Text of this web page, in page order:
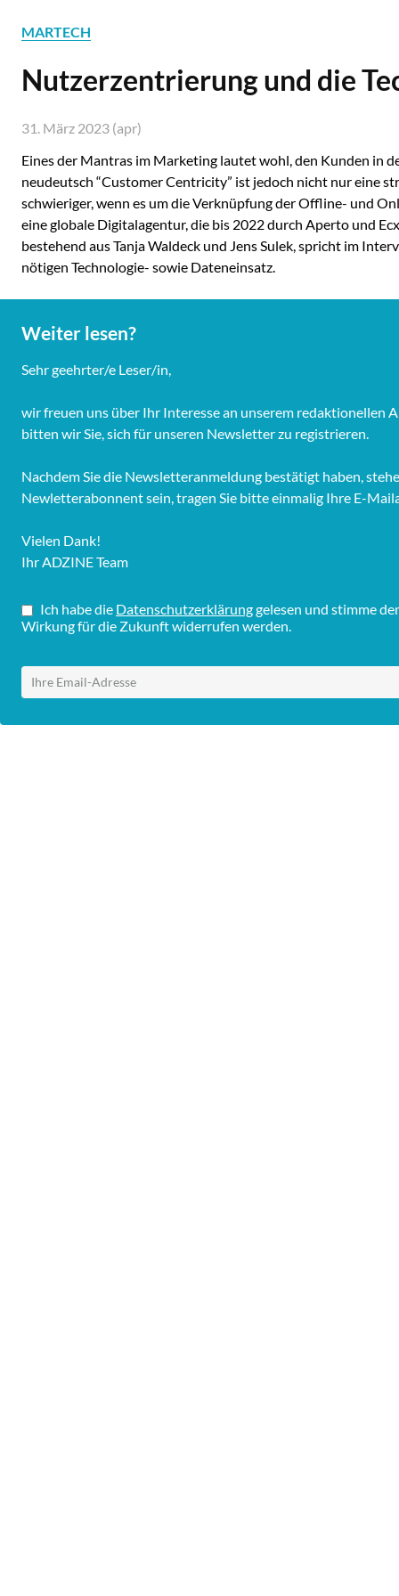
MARTECH
Nutzerzentrierung und die
31. März 2023 (apr)
Eines der Mantras im Marketing lautet wohl, den Kunden
neudeutsch “Customer Centricity” ist jedoch nicht nur eine
schwieriger, wenn es um die Verknüpfung der Offline- und
eine globale Digitalagentur, die bis 2022 durch Aperto und
bestehend aus Tanja Waldeck und Jens Sulek, spricht im
nötigen Technologie- sowie Dateneinsatz.
Weiter lesen?
Sehr geehrter/e Leser/in,
wir freuen uns über Ihr Interesse an unserem redaktionellen
bitten wir Sie, sich für unseren Newsletter zu registrieren.
Nachdem Sie die Newsletteranmeldung bestätigt haben,
Newletterabonnent sein, tragen Sie bitte einmalig Ihre E-
Vielen Dank!
Ihr ADZINE Team
Ich habe die Datenschutzerklärunggelesen und stimme
Wirkung für die Zukunft widerrufen werden.